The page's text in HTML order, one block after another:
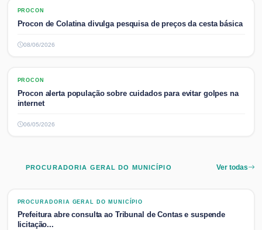
PROCON
PROCON
Procon de Colatina divulga pesquisa de preços da cesta básica
08/06/2026
PROCON
PROCON
Procon alerta população sobre cuidados para evitar golpes na
internet
06/05/2026
PROCURADORIA GERAL DO MUNICÍPIO Ver todas
PROCURADORIA GERAL DO MUNICÍPIO
PROCURADORIA GERAL DO MUNICÍPIO
Prefeitura abre consulta ao Tribunal de Contas e suspende
licitação...